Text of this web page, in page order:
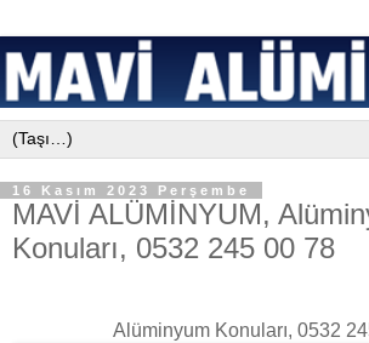
16 Kasım 2023 Perşembe
MAVİ ALÜMİNYUM,
Konuları, 0532 245 00 78
Alüminyum Konuları, 0532